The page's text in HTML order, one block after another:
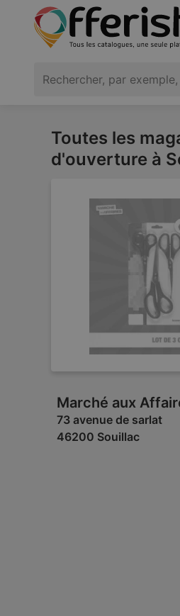
Toutes les
d'ouverture à
Marché aux
73 avenue de sarlat
46200 Souillac